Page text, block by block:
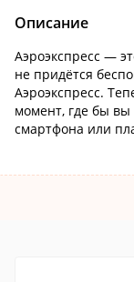
Описание
Аэроэкспресс —
не придётся
Аэроэкспресс.
момент, где бы вы
смартфона или